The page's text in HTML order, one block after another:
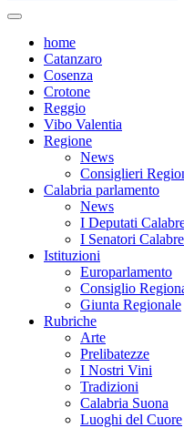
home
Catanzaro
Cosenza
Crotone
Reggio
Vibo Valentia
Regione
News
Consiglieri
Calabria parlamento
News
I Deputati
I Senatori
Istituzioni
Europarlamento
Consiglio
Giunta Regionale
Rubriche
Arte
Prelibatezze
I Nostri Vini
Tradizioni
Calabria Suona
Luoghi del Cuore